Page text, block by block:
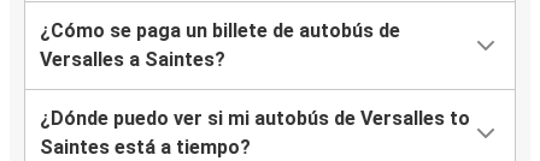
¿Cómo se paga un billete de autobús de
Versalles a Saintes?
¿Dónde puedo ver si mi autobús de Versalles to
Saintes está a tiempo?